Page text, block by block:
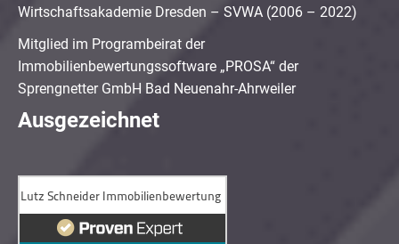
Wirtschaftsakademie Dresden – SVWA (2006 – 2022)
Mitglied im Programbeirat der
Immobilienbewertungssoftware „PROSA“ der
Sprengnetter GmbH Bad Neuenahr-Ahrweiler
Ausgezeichnet